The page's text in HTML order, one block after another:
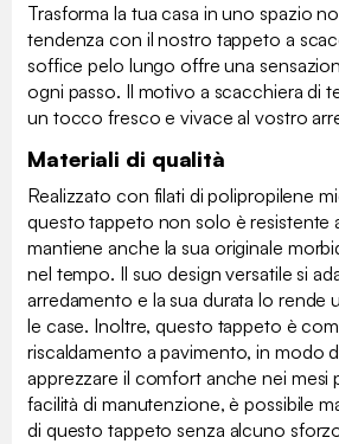
Trasforma la tua casa in uno spazio
tendenza con il nostro tappeto a
soffice pelo lungo offre una
ogni passo. Il motivo a scacchiera di
un tocco fresco e vivace al vostro
Materiali di qualità
Realizzato con filati di polipropilene
questo tappeto non solo è resistente
mantiene anche la sua originale
nel tempo. Il suo design versatile si
arredamento e la sua durata lo rende
le case. Inoltre, questo tappeto è
riscaldamento a pavimento, in modo
apprezzare il comfort anche nei mesi
facilità di manutenzione, è possibile
di questo tappeto senza alcuno